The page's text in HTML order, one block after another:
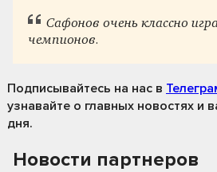
Сафонов очень классно
чемпионов.
Подписывайтесь на нас в
узнавайте о главных новостях и
дня.
Новости партнеров